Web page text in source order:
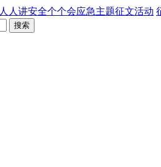
人人讲安全个个会应急主题征文活动
搜索